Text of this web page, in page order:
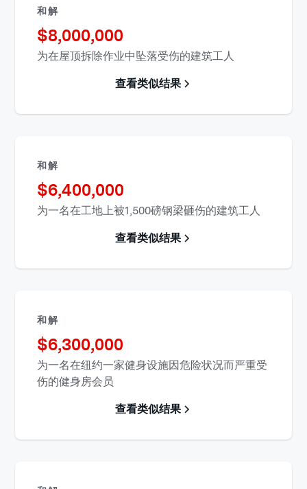
和解
$8,000,000
为在屋顶拆除作业中坠落受伤的建筑工人
查看类似结果
和解
$6,400,000
为一名在工地上被1,500磅钢梁砸伤的建筑工人
查看类似结果
和解
$6,300,000
为一名在纽约一家健身设施因危险状况而严重受
伤的健身房会员
查看类似结果